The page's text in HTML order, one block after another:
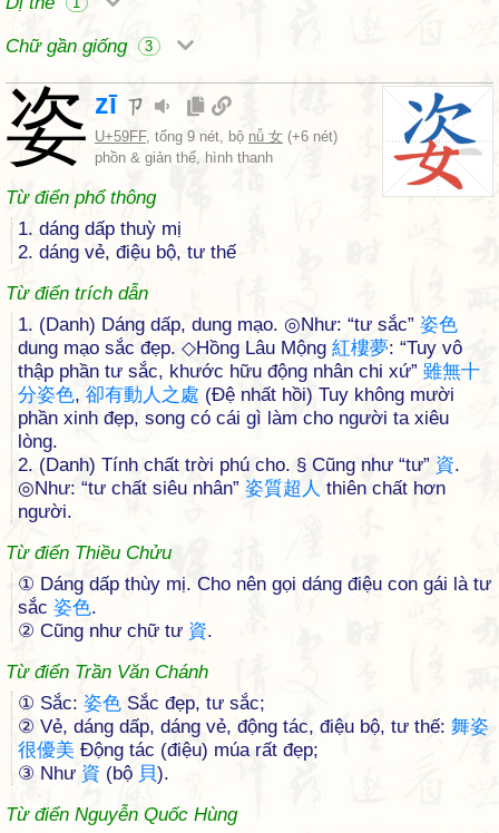
Chữ gần giống 3
姿 zī ㄗ
U+59FF, tổng 9 nét, bộ nǚ 女 (+6 nét)
phồn & giản thể, hình thanh
Từ điển phổ thông
1. dáng dấp thuỳ mị
2. dáng vẻ, điệu bộ, tư thế
Từ điển trích dẫn
1. (Danh) Dáng dấp, dung mạo. ◎Như: “tư sắc” 姿色
dung mạo sắc đẹp. ◇Hồng Lâu Mộng 紅樓夢: “Tuy vô
thập phần tư sắc, khước hữu động nhân chi xứ” 雖無十
分姿色, 卻有動 人 之處 (Đệ nhất hồi) Tuy không mười
phần xinh đẹp, song có cái gì làm cho người ta xiêu
lòng.
2. (Danh) Tính chất trời phú cho. § Cũng như “tư” 資.
◎Như: “tư chất siêu nhân” 姿質超 人 thiên chất hơn
người.
Từ điển Thiều Chửu
① Dáng dấp thùy mị. Cho nên gọi dáng điệu con gái là tư
sắc 姿色.
② Cũng như chữ tư 資.
Từ điển Trần Văn Chánh
① Sắc: 姿色 Sắc đẹp, tư sắc;
② Vẻ, dáng dấp, dáng vẻ, động tác, điệu bộ, tư thế: 舞姿
很優美 Động tác (điệu) múa rất đẹp;
③ Như 資 (bộ 貝).
Từ điển Nguyễn Quốc Hùng